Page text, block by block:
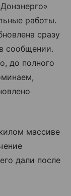
работы.
сразу
сообщении.
до полного
массиве
дали после